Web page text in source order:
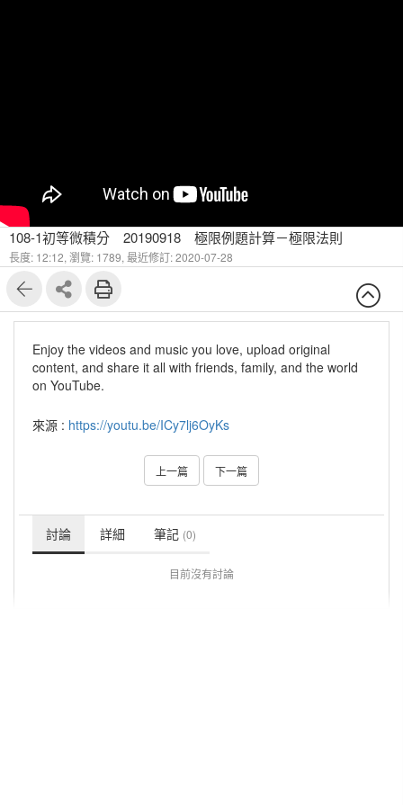
108-1初等微積分 20190918 極限例題計算－極限法則
長度: 12:12, 瀏覽: 1789, 最近修訂: 2020-07-28
Enjoy the videos and music you love, upload original
content, and share it all with friends, family, and the world
on YouTube.
來源 : https://youtu.be/ICy7lj6OyKs
上一篇 下一篇
討論 詳細 筆記 (0)
目前沒有討論